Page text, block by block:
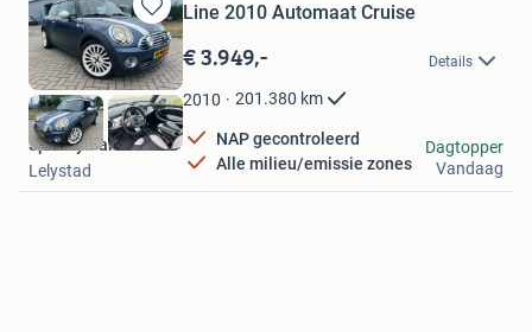
Bewaren
in
Mijn
Favorieten
Line 2010 Automaat Cruise
€ 3.949,- Details
2010 201.380 km
NAP gecontroleerd
Alle milieu/emissie zones
Speedy Cars
Lelystad
Dagtopper
Vandaag